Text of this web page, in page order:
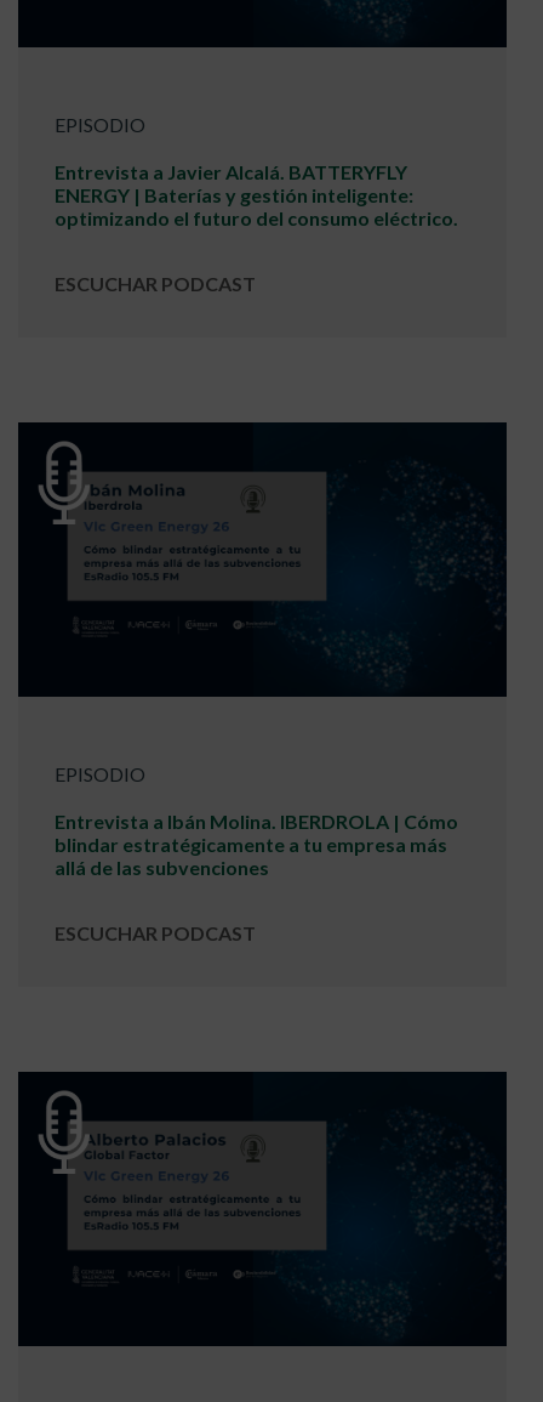
EPISODIO
Entrevista a Javier Alcalá. BATTERYFLY
ENERGY | Baterías y gestión inteligente:
optimizando el futuro del consumo eléctrico.
ESCUCHAR PODCAST
EPISODIO
Entrevista a Ibán Molina. IBERDROLA | Cómo
blindar estratégicamente a tu empresa más
allá de las subvenciones
ESCUCHAR PODCAST